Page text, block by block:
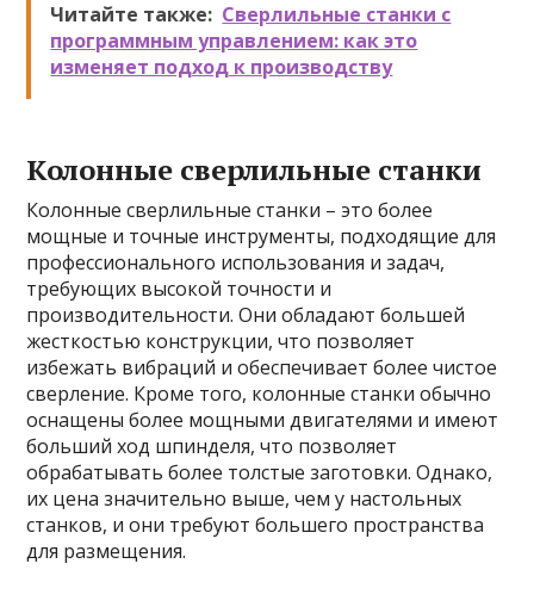
Читайте также: Сверлильные станки с
программным управлением: как это
изменяет подход к производству
Колонные сверлильные станки
Колонные сверлильные станки – это более
мощные и точные инструменты, подходящие для
профессионального использования и задач,
требующих высокой точности и
производительности. Они обладают большей
жесткостью конструкции, что позволяет
избежать вибраций и обеспечивает более чистое
сверление. Кроме того, колонные станки обычно
оснащены более мощными двигателями и имеют
больший ход шпинделя, что позволяет
обрабатывать более толстые заготовки. Однако,
их цена значительно выше, чем у настольных
станков, и они требуют большего пространства
для размещения.